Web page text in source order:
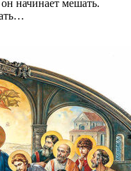
начинает мешать.